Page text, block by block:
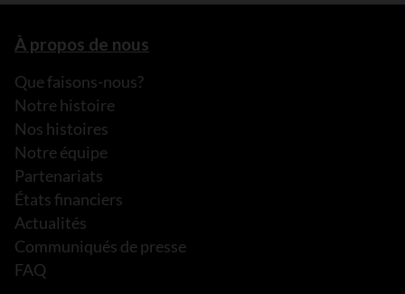
À propos de nous
Que faisons-nous?
Notre histoire
Nos histoires
Notre équipe
Partenariats
États financiers
Actualités
Communiqués de presse
FAQ